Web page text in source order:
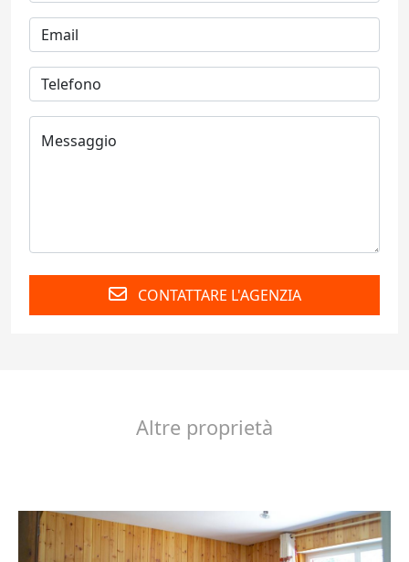
CONTATTARE L'AGENZIA
Altre proprietà